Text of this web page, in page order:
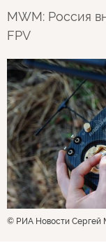
MWM: Россия
FPV
© РИА Новости Сергей